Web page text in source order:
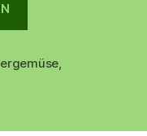
–
und